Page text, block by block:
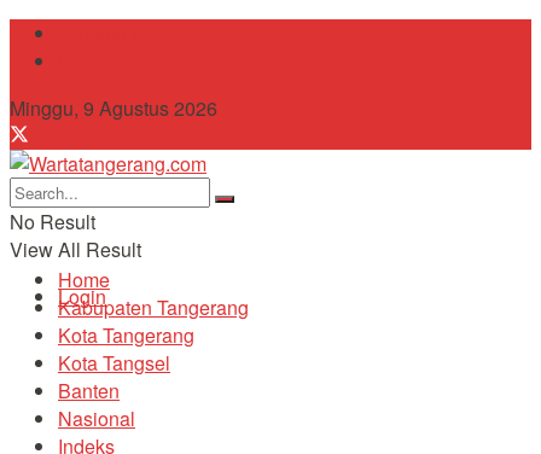
Minggu, 9 Agustus 2026
No Result
View All Result
Login
Home
Kabupaten Tangerang
Kota Tangerang
Kota Tangsel
Banten
Nasional
Indeks